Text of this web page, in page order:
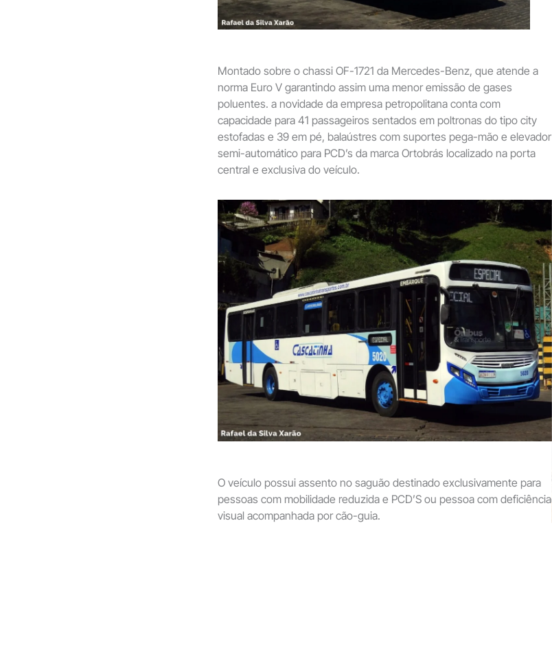
Montado sobre o chassi OF-1721 da Mercedes-Benz, que atende a
norma Euro V garantindo assim uma menor emissão de gases
poluentes. a novidade da empresa petropolitana conta com
capacidade para 41 passageiros sentados em poltronas do tipo city
estofadas e 39 em pé, balaústres com suportes pega-mão e elevador
semi-automático para PCD’s da marca Ortobrás localizado na porta
central e exclusiva do veículo.
O veículo possui assento no saguão destinado exclusivamente para
pessoas com mobilidade reduzida e PCD’S ou pessoa com deficiência
visual acompanhada por cão-guia.